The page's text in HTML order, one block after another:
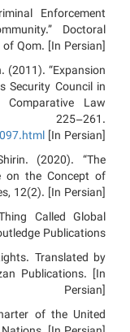
Enforcement
Doctoral
Qom. [In Persian]
(2011). “Expansion
Security Council in
Comparative Law
[In Persian]
(2020). “The
on the Concept of
12(2). [In Persian]
Called Global
Publications.
Translated by
Publications. [In
Persian]
of the United